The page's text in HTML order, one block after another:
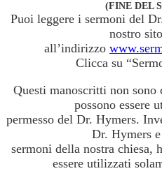
(FINE DEL
Puoi leggere i sermoni del
nostro
all’indirizzo
Clicca su
Questi manoscritti non
possono essere
permesso del Dr. Hymers.
Dr. Hymers
sermoni della nostra chiesa,
essere utilizzati